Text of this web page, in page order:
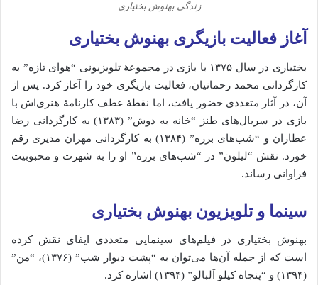
زندگی بهنوش بختیاری
آغاز فعالیت بازیگری بهنوش بختیاری
بختیاری در سال ۱۳۷۵ با بازی در مجموعهٔ تلویزیونی “هوای تازه” به
کارگردانی محمد رحمانیان، فعالیت بازیگری خود را آغاز کرد. پس از
آن، در آثار متعددی حضور یافت، اما نقطهٔ عطف کارنامهٔ هنری‌اش با
بازی در سریال‌های طنز “خانه به دوش” (۱۳۸۳) به کارگردانی رضا
عطاران و “شب‌های برره” (۱۳۸۴) به کارگردانی مهران مدیری رقم
خورد. نقش “لیلون” در “شب‌های برره” او را به شهرت و محبوبیت
فراوانی رساند.
سینما و تلویزیون بهنوش بختیاری
بهنوش بختیاری در فیلم‌های سینمایی متعددی ایفای نقش کرده
است که از جمله آن‌ها می‌توان به “پشت دیوار شب” (۱۳۷۶)، “من”
(۱۳۹۴) و “پنجاه کیلو آلبالو” (۱۳۹۴) اشاره کرد.